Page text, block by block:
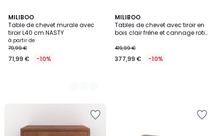
MILIBOO
Table de chevet murale avec
tiroir L40 cm NASTY
à partir de
79,99 €
71,99 € -10%
3
Couleurs
MILIBOO
Tables de chevet avec tiroir en
bois clair frêne et cannage rotin
419,99 €
377,99 € -10%